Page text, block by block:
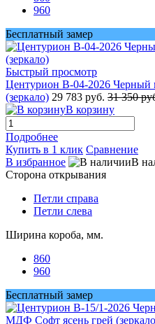
960
Бесплатный замер
Быстрый просмотр
Центурион В-04-2026
(зеркало) 29 783 руб. 31 350
В корзину
Подробнее
Купить в 1 клик Сравнение
В избранное
В
Сторона открывания
Петли справа
Петли слева
Ширина короба, мм.
860
960
Бесплатный замер